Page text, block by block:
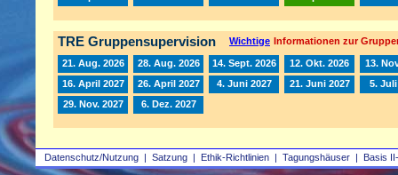
Datenschutz/Nutzung | Satzung | Ethik-Richtlinien | Tagungshäuser | Basis
TRE Gruppensupervision Wichtige Informationen zur
21. Aug. 2026 28. Aug. 2026 14. Sept. 2026 12. Okt. 2026
13.
16. April 2027
26. April 2027 4. Juni 2027 21. Juni 2027
5. Juli
29. Nov. 2027
6. Dez. 2027